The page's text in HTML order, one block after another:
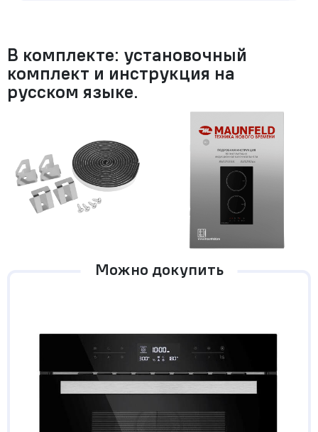
В комплекте: установочный
комплект и инструкция на
русском языке.
Можно докупить